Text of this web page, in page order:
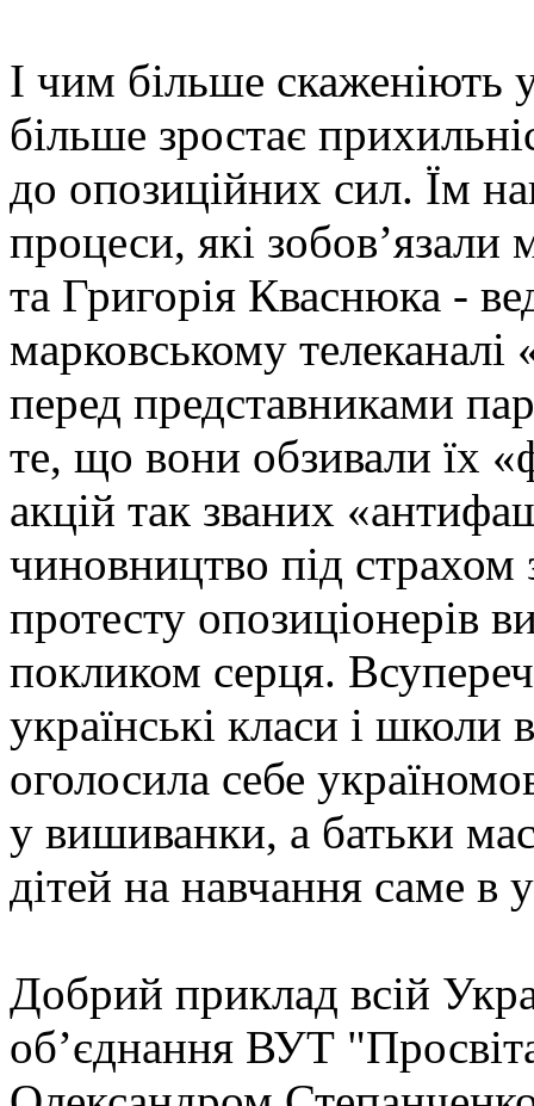
І чим більше скаженіють
більше зростає
до опозиційних сил. Їм
процеси, які зобов’язали
та Григорія Кваснюка -
марковському
перед представниками
те, що вони обзивали їх
акцій так званих
чиновництво під страхом
протесту опозиціонерів
покликом серця.
українські класи і школи
оголосила себе
у вишиванки, а батьки
дітей на навчання саме в
Добрий приклад всій
об’єднання ВУТ